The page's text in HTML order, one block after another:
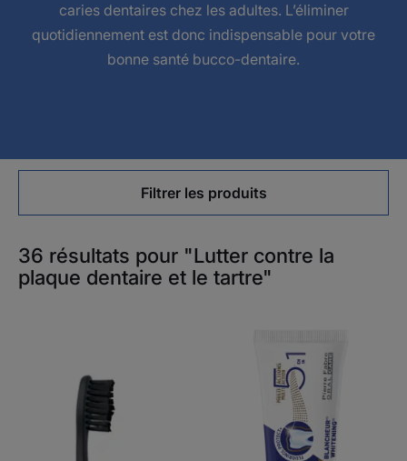
caries dentaires chez les adultes. L’éliminer
quotidiennement est donc indispensable pour votre
bonne santé bucco-dentaire.
Filtrer les produits
36 résultats pour "Lutter contre la
plaque dentaire et le tartre"
–
Brosse
à
actions
-
gel
dentifrice